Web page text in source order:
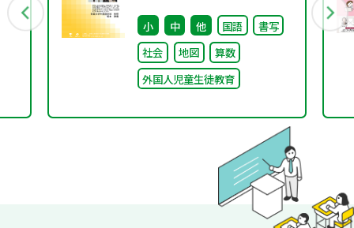
③ ～「保護者への（学校
運営としての）やさしい
日本語」～
小 中 他 国語
書写
社会
地図
算数
外国人児童生徒教育